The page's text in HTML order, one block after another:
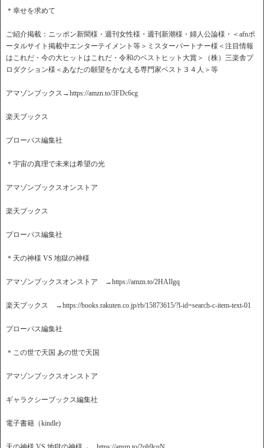
＊幸せを求めて
ご紹介掲載：ニッポン新聞様・週刊女性様・週刊新潮様・婦人公論様・＜afnポ
ータルサイト掲載中エンターテイメント等＞ミスターパートナー様＜注目情報
はこれだ・今の大ヒットはこれだ・令和のベストヒット大賞＞（株）三楽舎プ
ロダクション様＜あなたの願望をかなえる専門家ベスト３４人＞等
アマゾンブックス→https://amzn.to/3FDc6cg
楽天ブックス
プローパス編集社
＊宇宙の真理で未来は希望の光
アマゾンブックスオンストア
楽天ブックス
プローパス編集社
＊天の神様 VS 地獄の神様
アマゾンブックスオンストア →https://amzn.to/2HAIlgq
楽天ブックス →https://books.rakuten.co.jp/rb/15873615/?l-id=search-c-item-text-01
プローパス編集社
＊この世で天国 あの世で天国
アマゾンブックスオンストア
ギャラクシーブックス編集社
電子書籍（kindle)